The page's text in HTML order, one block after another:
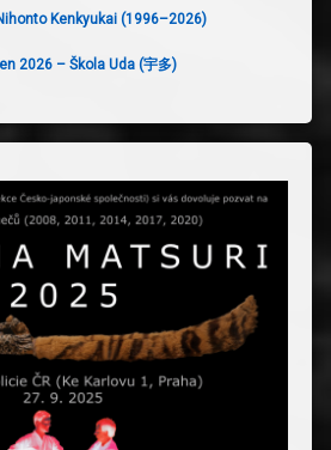
Kenkyukai (1996–2026)
2026 – Škola Uda (宇多)